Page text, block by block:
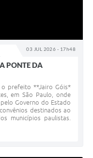
03 JUL 2026 - 17h48
PONTE DA
prefeito **Jairo Góis*
em São Paulo, onde
Governo do Estado
destinados ao
municípios paulistas.